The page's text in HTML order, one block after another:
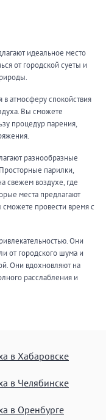
идеальное место
от городской суеты и
в атмосферу спокойствия
Вы сможете
процедур парения,
разнообразные
парилки,
свежем воздухе, где
места предлагают
провести время с
Они
от городского шума и
Они вдохновляют на
расслабления и
в Хабаровске
в Челябинске
в Оренбурге